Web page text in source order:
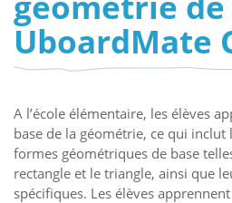
UboardMate
A l’école élémentaire, les élèves
base de la géométrie, ce qui inclut
formes géométriques de base
rectangle et le triangle, ainsi que
spécifiques. Les élèves